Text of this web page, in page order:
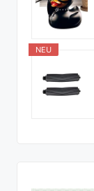
NEU